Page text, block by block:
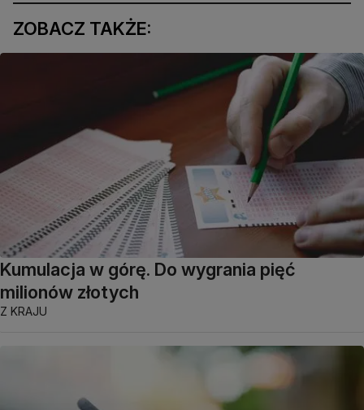
ZOBACZ TAKŻE:
Kumulacja w górę. Do wygrania pięć
milionów złotych
Z KRAJU